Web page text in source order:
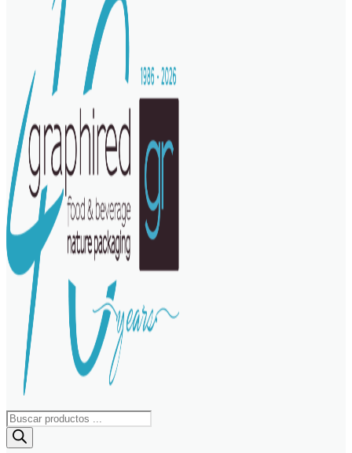
Búsqueda
de
productos